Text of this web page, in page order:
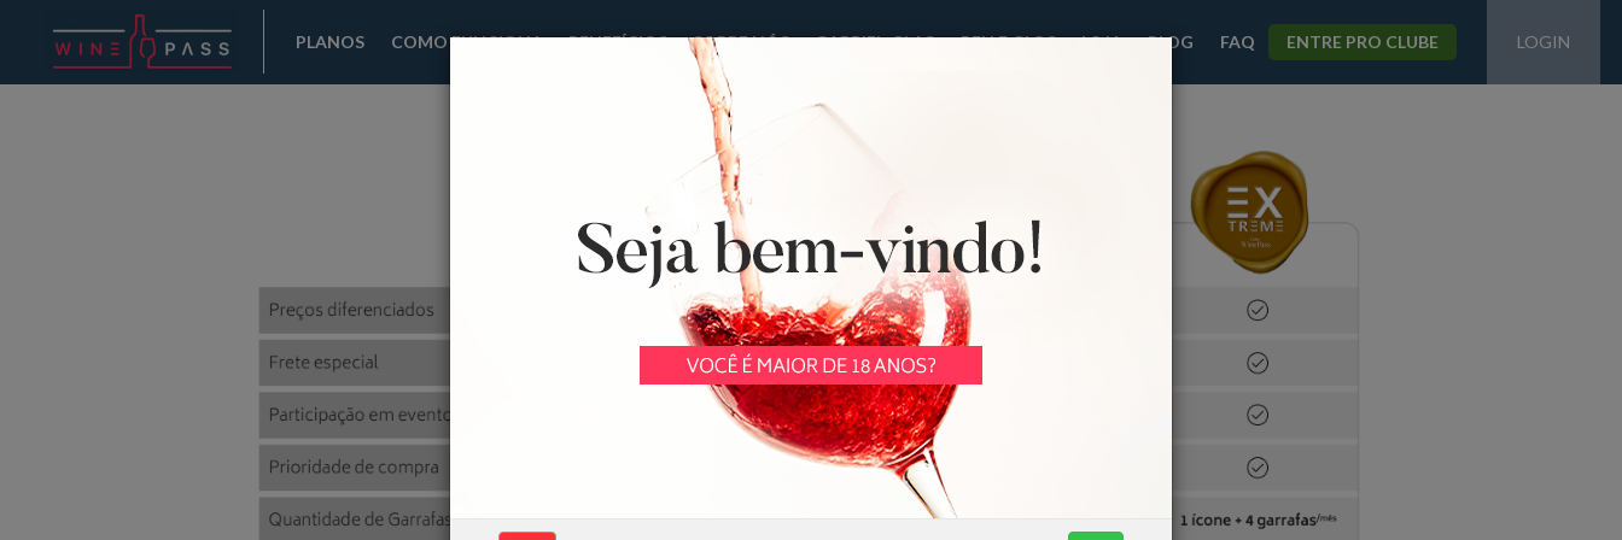
PLANOS COMO FUNCIONA BENEFÍCIOS SOBRE NÓS GABRIEL-GLAS BELLE GLOS LOJA BLOG FAQ ENTRE PRO CLUBE LOGIN